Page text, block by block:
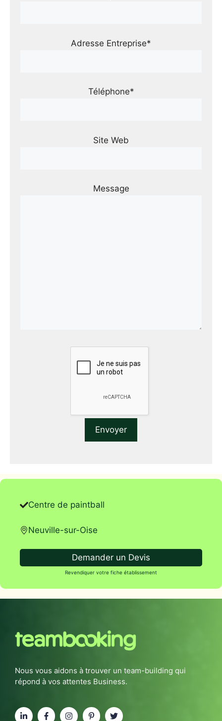
Adresse Entreprise*
Téléphone*
Site Web
Message
Centre de paintball
Neuville-sur-Oise
Demander un Devis
Revendiquer votre fiche établissement
Nous vous aidons à trouver un team-building qui
répond à vos attentes Business.